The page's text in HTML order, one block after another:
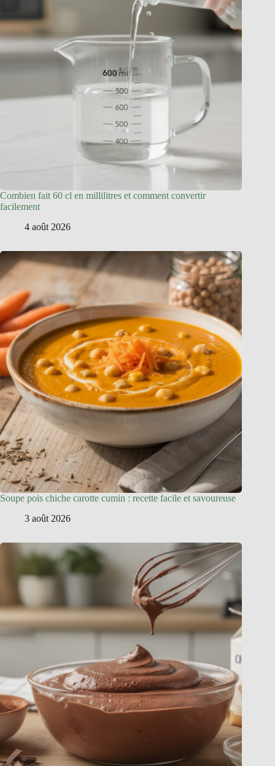
Combien fait 60 cl en millilitres et comment convertir
facilement
4 août 2026
Soupe pois chiche carotte cumin : recette facile et savoureuse
3 août 2026